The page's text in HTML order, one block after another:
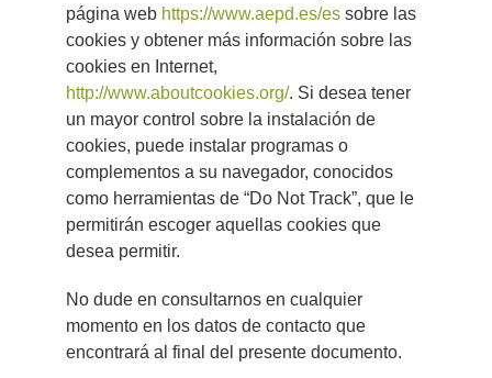
página web https://www.aepd.es/es sobre las
cookies y obtener más información sobre las
cookies en Internet,
http://www.aboutcookies.org/. Si desea tener
un mayor control sobre la instalación de
cookies, puede instalar programas o
complementos a su navegador, conocidos
como herramientas de “Do Not Track”, que le
permitirán escoger aquellas cookies que
desea permitir.
No dude en consultarnos en cualquier
momento en los datos de contacto que
encontrará al final del presente documento.